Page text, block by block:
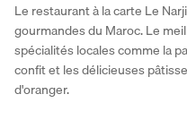
Le restaurant à la carte Le
gourmandes du Maroc. Le
spécialités locales comme la
confit et les délicieuses
d'oranger.